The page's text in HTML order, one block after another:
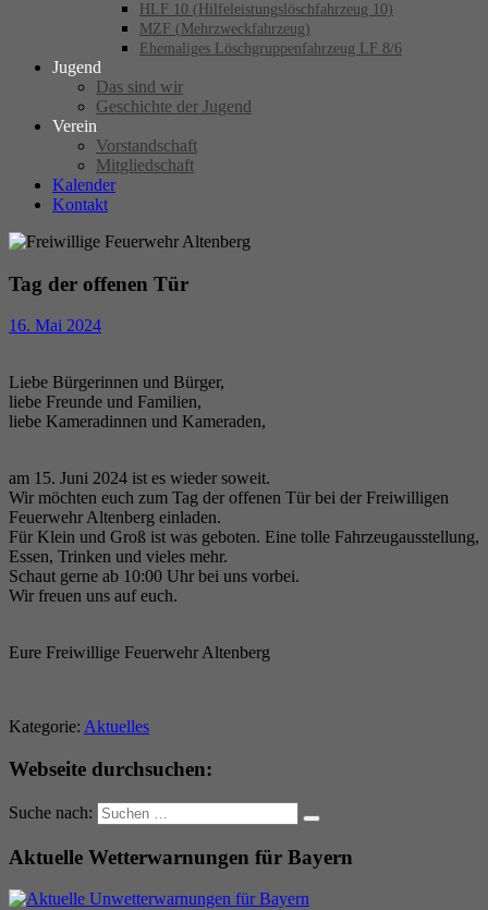
HLF 10 (Hilfeleistungslöschfahrzeug 10)
MZF (Mehrzweckfahrzeug)
Ehemaliges Löschgruppenfahrzeug LF 8/6
Jugend
Das sind wir
Geschichte der Jugend
Verein
Vorstandschaft
Mitgliedschaft
Kalender
Kontakt
Tag der offenen Tür
16. Mai 2024
Liebe Bürgerinnen und Bürger,
liebe Freunde und Familien,
liebe Kameradinnen und Kameraden,
am 15. Juni 2024 ist es wieder soweit.
Wir möchten euch zum Tag der offenen Tür bei der Freiwilligen
Feuerwehr Altenberg einladen.
Für Klein und Groß ist was geboten. Eine tolle Fahrzeugausstellung,
Essen, Trinken und vieles mehr.
Schaut gerne ab 10:00 Uhr bei uns vorbei.
Wir freuen uns auf euch.
Eure Freiwillige Feuerwehr Altenberg
Kategorie: Aktuelles
Webseite durchsuchen:
Suche nach:
Aktuelle Wetterwarnungen für Bayern